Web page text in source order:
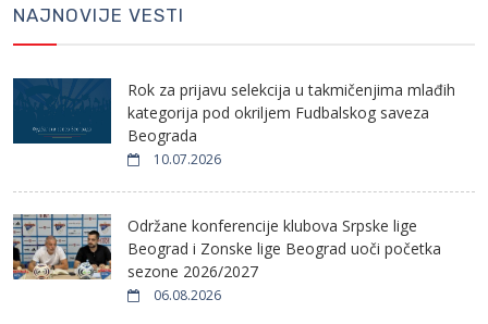
NAJNOVIJE VESTI
Rok za prijavu selekcija u takmičenjima mlađih
kategorija pod okriljem Fudbalskog saveza
Beograda
10.07.2026
Održane konferencije klubova Srpske lige
Beograd i Zonske lige Beograd uoči početka
sezone 2026/2027
06.08.2026